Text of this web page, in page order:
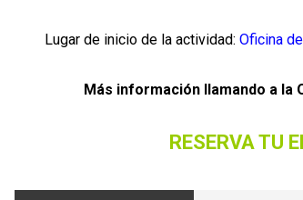
Lugar de inicio de la actividad:Oficina
Más información llamando a la
RESERVA TU